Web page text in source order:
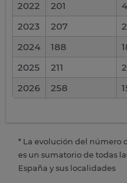
2022 201
2023
207
2024
188
2025
211
2026
258
* La evolución del número
es un sumatorio de todas
España y sus localidades